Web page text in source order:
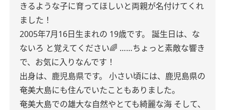
きるような子に育ってほしいと両親が名付けてくれ
ました！
2005年7月16日生まれの 19歳です。
誕生日は、な
ないろ と覚えてください🌈 ……ちょっと素敵な響き
で、お気に入りなんです！
出身は、鹿児島県です。
小さい頃には、鹿児島県の
奄美大島にも住んでいたこともありました。
奄美大島での雄大な自然やとても綺麗な海 そして、